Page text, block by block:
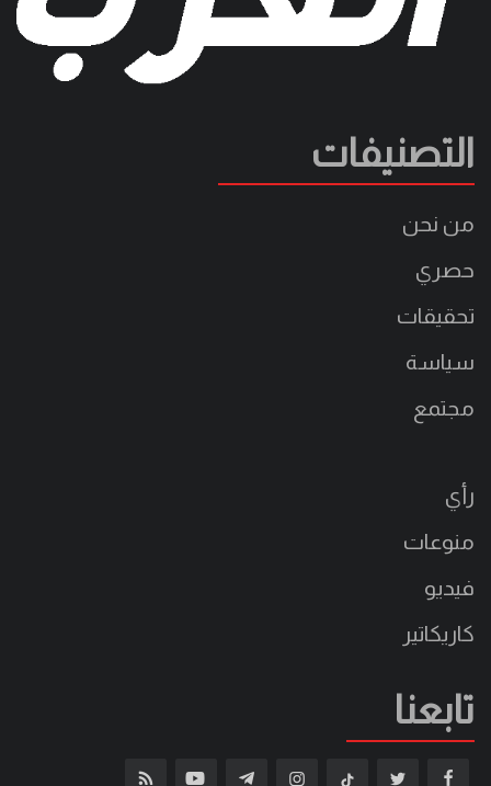
التصنيفات
من نحن
حصري
تحقيقات
سياسة
مجتمع
رأي
منوعات
فيديو
كاريكاتير
تابعنا